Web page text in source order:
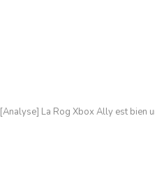
[Analyse] La Rog Xbox Ally est bien